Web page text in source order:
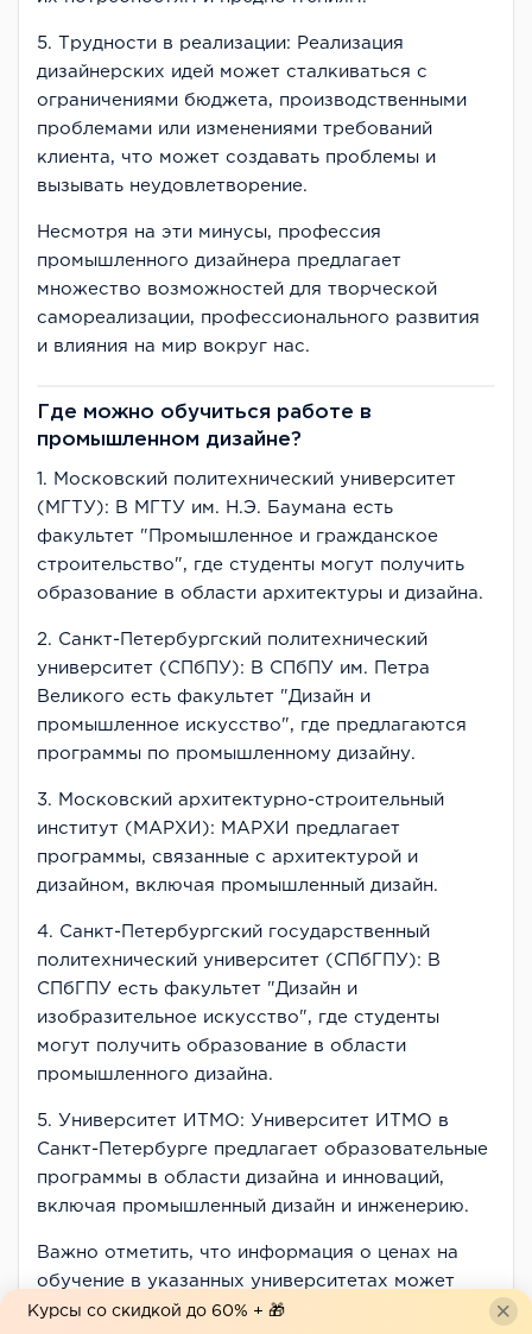
5. Трудности в реализации: Реализация
дизайнерских идей может сталкиваться с
ограничениями бюджета, производственными
проблемами или изменениями требований
клиента, что может создавать проблемы и
вызывать неудовлетворение.
Несмотря на эти минусы, профессия
промышленного дизайнера предлагает
множество возможностей для творческой
самореализации, профессионального развития
и влияния на мир вокруг нас.
Где можно обучиться работе в
промышленном дизайне?
1. Московский политехнический университет
(МГТУ): В МГТУ им. Н.Э. Баумана есть
факультет "Промышленное и гражданское
строительство", где студенты могут получить
образование в области архитектуры и дизайна.
2. Санкт-Петербургский политехнический
университет (СПбПУ): В СПбПУ им. Петра
Великого есть факультет "Дизайн и
промышленное искусство", где предлагаются
программы по промышленному дизайну.
3. Московский архитектурно-строительный
институт (МАРХИ): МАРХИ предлагает
программы, связанные с архитектурой и
дизайном, включая промышленный дизайн.
4. Санкт-Петербургский государственный
политехнический университет (СПбГПУ): В
СПбГПУ есть факультет "Дизайн и
изобразительное искусство", где студенты
могут получить образование в области
промышленного дизайна.
5. Университет ИТМО: Университет ИТМО в
Санкт-Петербурге предлагает образовательные
программы в области дизайна и инноваций,
включая промышленный дизайн и инженерию.
Важно отметить, что информация о ценах на
обучение в указанных университетах может
меняться, и для получения точных данных стоит
Курсы со скидкой до 60% + 🎁